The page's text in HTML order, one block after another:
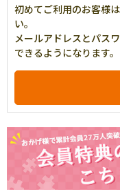
初めてご利用のお客様
い。
メールアドレスとパス
できるようになります。